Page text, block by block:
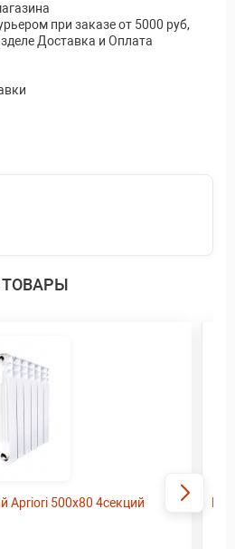
при заказе от 5000 руб,
Доставка и Оплата
Apriori 500х80 4секций